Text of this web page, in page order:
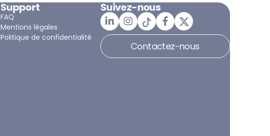
Support
FAQ
Mentions légales
Politique de confidentialité
Suivez-nous
Contactez-nous